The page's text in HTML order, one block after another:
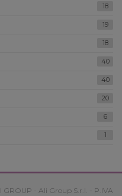
18
19
18
40
40
20
6
1
- Ali Group S.r.l. - P.IVA